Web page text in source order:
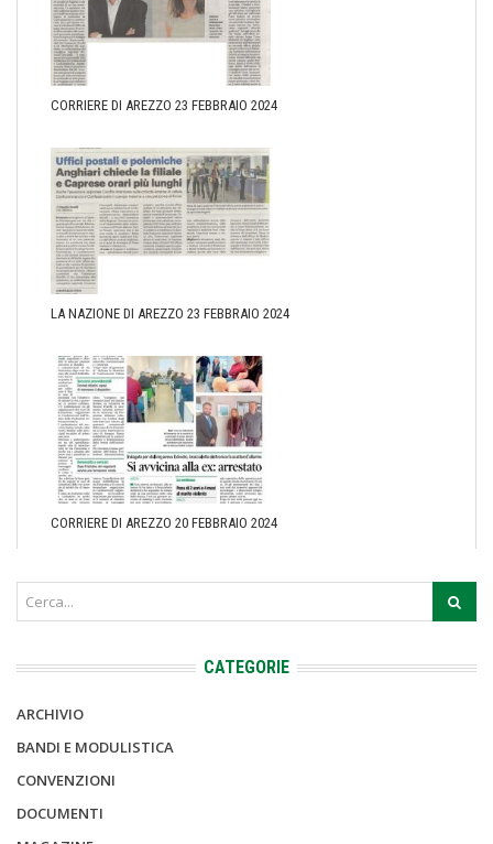
CORRIERE DI AREZZO 23 FEBBRAIO 2024
LA NAZIONE DI AREZZO 23 FEBBRAIO 2024
CORRIERE DI AREZZO 20 FEBBRAIO 2024
CATEGORIE
ARCHIVIO
BANDI E MODULISTICA
CONVENZIONI
DOCUMENTI